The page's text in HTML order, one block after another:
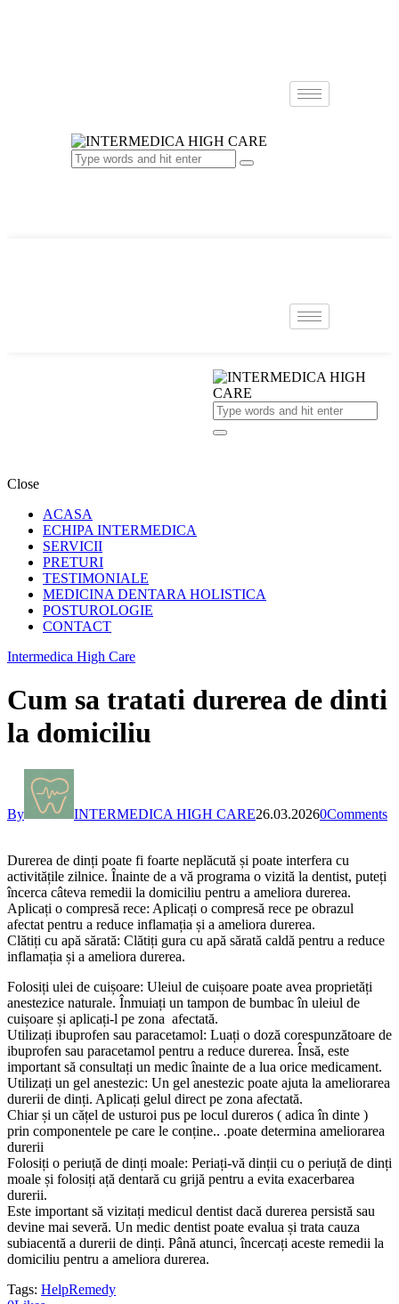
Close
ACASA
ECHIPA INTERMEDICA
SERVICII
PRETURI
TESTIMONIALE
MEDICINA DENTARA HOLISTICA
POSTUROLOGIE
CONTACT
Intermedica High Care
Cum sa tratati durerea de dinti
la domiciliu
By INTERMEDICA HIGH CARE26.03.20260Comments
Durerea de dinți poate fi foarte neplăcută și poate interfera cu
activitățile zilnice. Înainte de a vă programa o vizită la dentist, puteți
încerca câteva remedii la domiciliu pentru a ameliora durerea.
Aplicați o compresă rece: Aplicați o compresă rece pe obrazul
afectat pentru a reduce inflamația și a ameliora durerea.
Clătiți cu apă sărată: Clătiți gura cu apă sărată caldă pentru a reduce
inflamația și a ameliora durerea.
Folosiți ulei de cuișoare: Uleiul de cuișoare poate avea proprietăți
anestezice naturale. Înmuiați un tampon de bumbac în uleiul de
cuișoare și aplicați-l pe zona afectată.
Utilizați ibuprofen sau paracetamol: Luați o doză corespunzătoare de
ibuprofen sau paracetamol pentru a reduce durerea. Însă, este
important să consultați un medic înainte de a lua orice medicament.
Utilizați un gel anestezic: Un gel anestezic poate ajuta la ameliorarea
durerii de dinți. Aplicați gelul direct pe zona afectată.
Chiar și un cățel de usturoi pus pe locul dureros ( adica în dinte )
prin componentele pe care le conține.. .poate determina ameliorarea
durerii
Folosiți o periuță de dinți moale: Periați-vă dinții cu o periuță de dinți
moale și folosiți ață dentară cu grijă pentru a evita exacerbarea
durerii.
Este important să vizitați medicul dentist dacă durerea persistă sau
devine mai severă. Un medic dentist poate evalua și trata cauza
subiacentă a durerii de dinți. Până atunci, încercați aceste remedii la
domiciliu pentru a ameliora durerea.
Tags: HelpRemedy